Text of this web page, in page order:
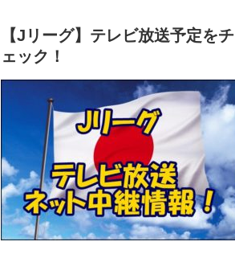
【Jリーグ】テレビ放送予定をチ
ェック！